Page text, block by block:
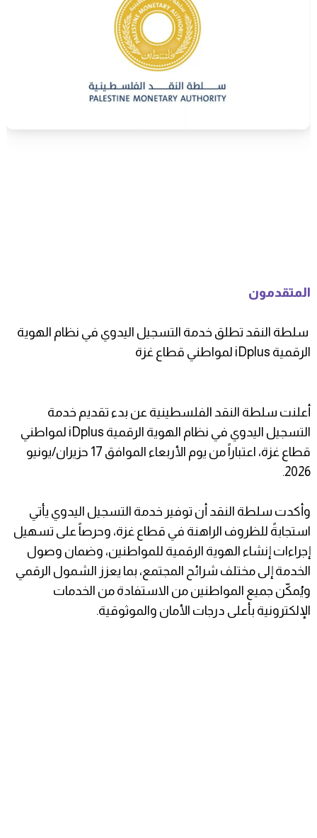
المتقدمون
سلطة النقد تطلق خدمة التسجيل اليدوي في نظام الهوية
الرقمية iDplus لمواطني قطاع غزة
أعلنت سلطة النقد الفلسطينية عن بدء تقديم خدمة
التسجيل اليدوي في نظام الهوية الرقمية iDplus لمواطني
قطاع غزة، اعتباراً من يوم الأربعاء الموافق 17 حزيران/يونيو
2026.
وأكدت سلطة النقد أن توفير خدمة التسجيل اليدوي يأتي
استجابةً للظروف الراهنة في قطاع غزة، وحرصاً على تسهيل
إجراءات إنشاء الهوية الرقمية للمواطنين، وضمان وصول
الخدمة إلى مختلف شرائح المجتمع، بما يعزز الشمول الرقمي
ويُمكّن جميع المواطنين من الاستفادة من الخدمات
الإلكترونية بأعلى درجات الأمان والموثوقية.